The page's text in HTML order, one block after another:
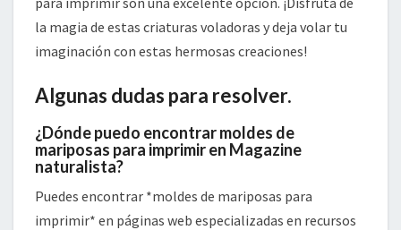
la magia de estas criaturas voladoras y deja volar tu
imaginación con estas hermosas creaciones!
Algunas dudas para resolver.
¿Dónde puedo encontrar moldes de
mariposas para imprimir en Magazine
naturalista?
Puedes encontrar *moldes de mariposas para
imprimir* en páginas web especializadas en recursos